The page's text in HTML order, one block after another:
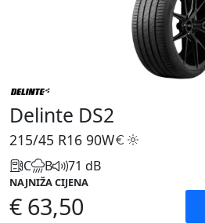
Delinte DS2
215/45 R16 90W
C B 71 dB
NAJNIŽA CIJENA
€ 63,50